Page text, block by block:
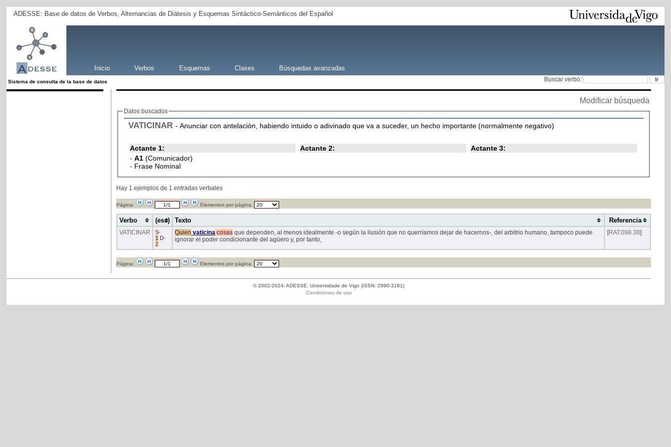
ADESSE: Base de datos de Verbos, Alternancias de Diátesis y Esquemas Sintáctico-Semánticos del Español
Inicio Verbos Esquemas Clases Búsquedas avanzadas
Sistema de consulta de la base de datos Buscar verbo:
Modificar búsqueda
Datos buscados
VATICINAR - Anunciar con antelación, habiendo intuido o adivinado que va a suceder, un hecho importante (normalmente negativo)
Actante 1:
- A1 (Comunicador)
- Frase Nominal
Actante 2: Actante 3:
Hay 1 ejemplos de 1 entradas verbales
Página: Elementos por página:
Verbo (ess) Texto Referencia
VATICINAR S-
1
D-
2
Quien vaticinacosasque dependen, al menos idealmente -o según la ilusión que no querríamos dejar de hacernos-, del arbitrio humano, tampoco puede
ignorar el poder condicionante del agüero y, por tanto,
[RAT:098.38]
Página: Elementos por página:
© 2002-2024: ADESSE. Universidade de Vigo (ISSN: 2990-3181)
Condiciones de uso